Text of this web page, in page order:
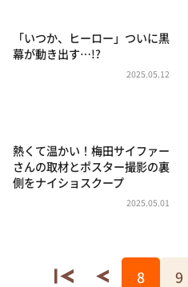
「いつか、ヒーロー」ついに黒
幕が動き出す…!?
2025.05.12
熱くて温かい！梅田サイファー
さんの取材とポスター撮影の裏
側をナイショスクープ
2025.05.01
8 9